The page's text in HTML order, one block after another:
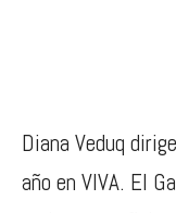
Diana Veduq
año en VIVA. El